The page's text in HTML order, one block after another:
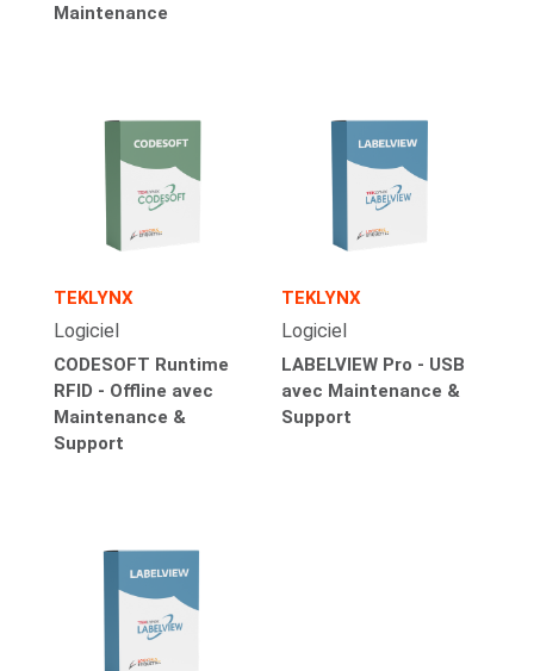
Maintenance
TEKLYNX
Logiciel
CODESOFT Runtime
RFID - Offline avec
Maintenance &
Support
TEKLYNX
Logiciel
LABELVIEW Pro - USB
avec Maintenance &
Support